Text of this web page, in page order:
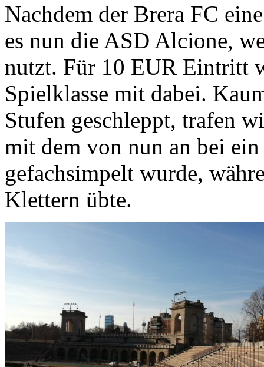
Nachdem der Brera FC
es nun die ASD Alcione,
nutzt. Für 10 EUR Eintritt
Spielklasse mit dabei.
Stufen geschleppt, trafen
mit dem von nun an bei
gefachsimpelt wurde,
Klettern übte.